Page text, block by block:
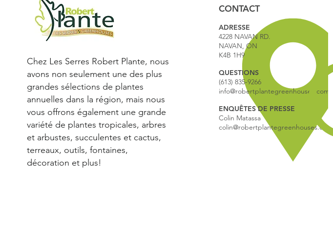
Chez Les Serres Robert Plante, nous
avons non seulement une des plus
grandes sélections de plantes
annuelles dans la région, mais nous
vous offrons également une grande
variété de plantes tropicales, arbres
et arbustes, succulentes et cactus,
terreaux, outils, fontaines,
décoration et plus!
CONTACT
ADRESSE
4228 NAVAN RD.
NAVAN, ON
K4B 1H9
QUESTIONS
(613) 835-9266
info@robertplantegreenhouses.com
ENQUÊTES DE PRESSE
Colin Matassa
colin@robertplantegreenhouses.com